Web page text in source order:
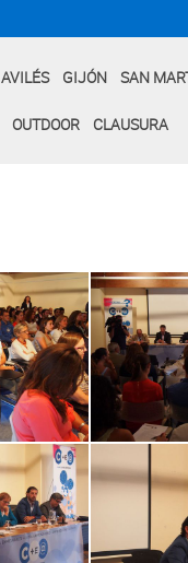
AVILÉS GIJÓN SAN
OUTDOOR CLAUSURA